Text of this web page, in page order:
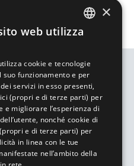
accessori Dyson ×
web utilizza
cookie e tecnologie
funzionamento e per
servizi in esso presenti,
(propri e di terze parti) per
e migliorare l’esperienza di
nonché cookie di
e di terze parti) per
in linea con le tue
nell’ambito della